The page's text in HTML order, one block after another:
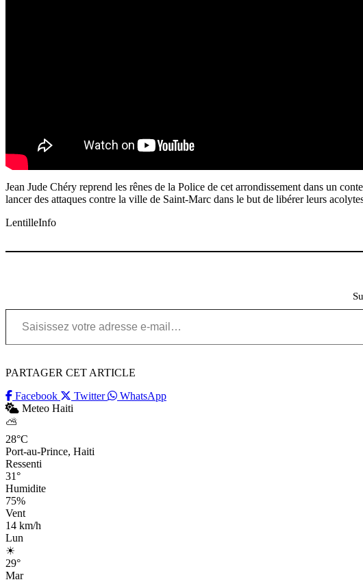
Jean Jude Chéry reprend les rênes de la Police de cet arrondissement dans un
lancer des attaques contre la ville de Saint-Marc dans le but de libérer leurs
LentilleInfo
Saisissez votre adresse e-mail…
PARTAGER CET ARTICLE
Facebook
Twitter
WhatsApp
Meteo Haiti
⛅
28°C
Port-au-Prince, Haiti
Ressenti
31°
Humidite
75%
Vent
14 km/h
Lun
☀
29°
Mar